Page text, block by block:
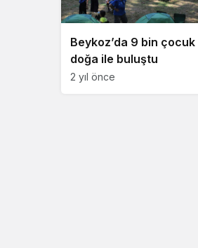
Beykoz’da 9 bin çocuk
doğa ile buluştu
2 yıl önce